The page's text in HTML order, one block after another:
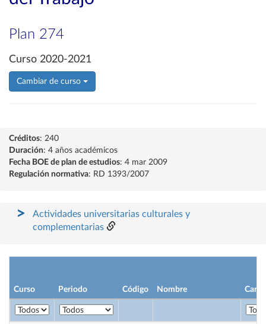
Plan 274
Curso 2020-2021
Cambiar de curso
Créditos: 240
Duración: 4 años académicos
Fecha BOE de plan de estudios: 4 mar 2009
Regulación normativa: RD 1393/2007
Actividades universitarias culturales y
complementarias
Curso Periodo Código Nombre